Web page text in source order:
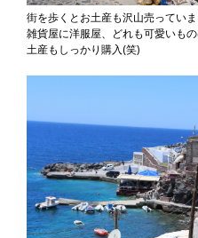
街を歩くとお土産も沢山売っていま
雑貨屋に洋服屋、どれも可愛いも
土産もしっかり購入(笑)